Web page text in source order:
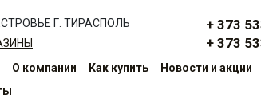
Г. ТИРАСПОЛЬ
+ 373
+ 373
О компании Как купить
Новости и акции